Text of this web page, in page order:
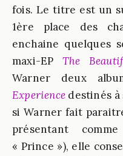
fois. Le titre est un
1ère place des
enchaine quelques
maxi-EP The
Warner deux
Experience destinés
si Warner fait
présentant
« Prince »), elle